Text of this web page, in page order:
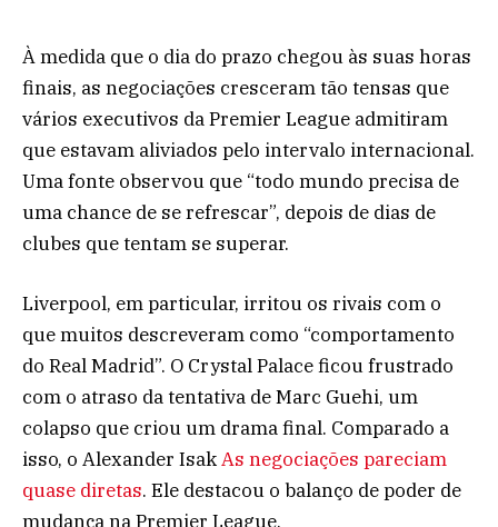
À medida que o dia do prazo chegou às suas horas
finais, as negociações cresceram tão tensas que
vários executivos da Premier League admitiram
que estavam aliviados pelo intervalo internacional.
Uma fonte observou que “todo mundo precisa de
uma chance de se refrescar”, depois de dias de
clubes que tentam se superar.
Liverpool, em particular, irritou os rivais com o
que muitos descreveram como “comportamento
do Real Madrid”. O Crystal Palace ficou frustrado
com o atraso da tentativa de Marc Guehi, um
colapso que criou um drama final. Comparado a
isso, o Alexander IsakAs negociações pareciam
quase diretas. Ele destacou o balanço de poder de
mudança na Premier League.